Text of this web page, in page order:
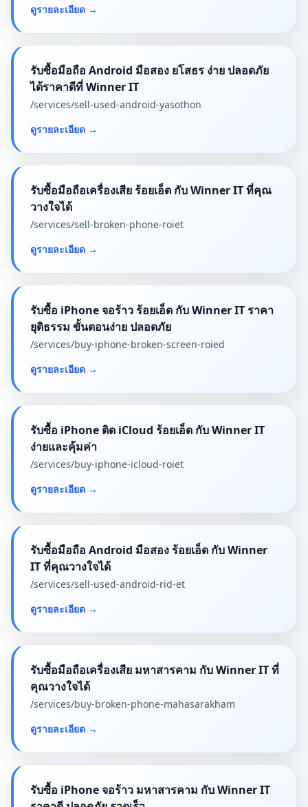
ดูรายละเอียด →
รับซื้อมือถือ Android มือสอง ยโสธร ง่าย ปลอดภัย
ได้ราคาดีที่ Winner IT
/services/sell-used-android-yasothon
ดูรายละเอียด →
รับซื้อมือถือเครื่องเสีย ร้อยเอ็ด กับ Winner IT ที่คุณ
วางใจได้
/services/sell-broken-phone-roiet
ดูรายละเอียด →
รับซื้อ iPhone จอร้าว ร้อยเอ็ด กับ Winner IT ราคา
ยุติธรรม ขั้นตอนง่าย ปลอดภัย
/services/buy-iphone-broken-screen-roied
ดูรายละเอียด →
รับซื้อ iPhone ติด iCloud ร้อยเอ็ด กับ Winner IT
ง่ายและคุ้มค่า
/services/buy-iphone-icloud-roiet
ดูรายละเอียด →
รับซื้อมือถือ Android มือสอง ร้อยเอ็ด กับ Winner
IT ที่คุณวางใจได้
/services/sell-used-android-rid-et
ดูรายละเอียด →
รับซื้อมือถือเครื่องเสีย มหาสารคาม กับ Winner IT ที่
คุณวางใจได้
/services/buy-broken-phone-mahasarakham
ดูรายละเอียด →
รับซื้อ iPhone จอร้าว มหาสารคาม กับ Winner IT